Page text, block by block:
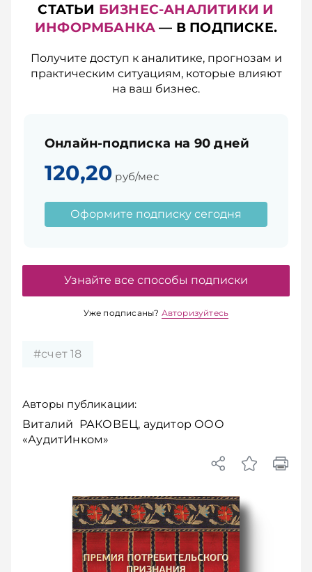
СТАТЬИ БИЗНЕС-АНАЛИТИКИ И
ИНФОРМБАНКА — В ПОДПИСКЕ.
Получите доступ к аналитике, прогнозам и
практическим ситуациям, которые влияют
на ваш бизнес.
Онлайн-подписка на 90 дней
120,20 руб/мес
Оформите подписку сегодня
Узнайте все способы подписки
Уже подписаны? Авторизуйтесь
#счет 18
Авторы публикации:
Виталий РАКОВЕЦ, аудитор ООО
«АудитИнком»